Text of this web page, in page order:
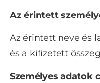
Az érintett
Az érintett neve és
és a kifizetett
Személyes adatok